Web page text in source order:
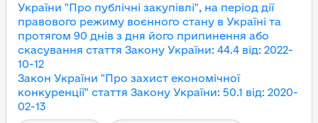
України "Про публічні закупівлі", на період дії
правового режиму воєнного стану в Україні та
протягом 90 днів з дня його припинення або
скасування стаття Закону України: 44.4 від: 2022-
10-12
Закон України "Про захист економічної
конкуренції" стаття Закону України: 50.1 від: 2020-
02-13